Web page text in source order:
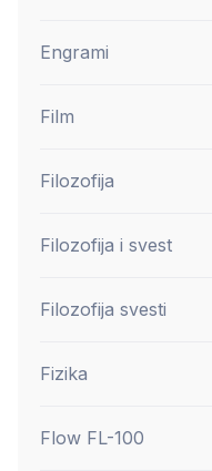
Engrami
Film
Filozofija
Filozofija i svest
Filozofija svesti
Fizika
Flow FL-100